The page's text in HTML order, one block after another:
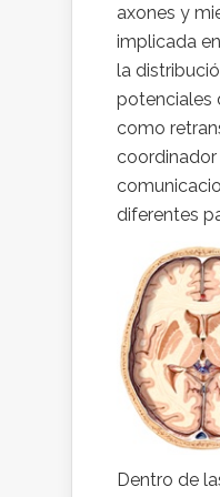
axones y
implicada
la
potenciales
como
coordinador
diferentes
Dentro de